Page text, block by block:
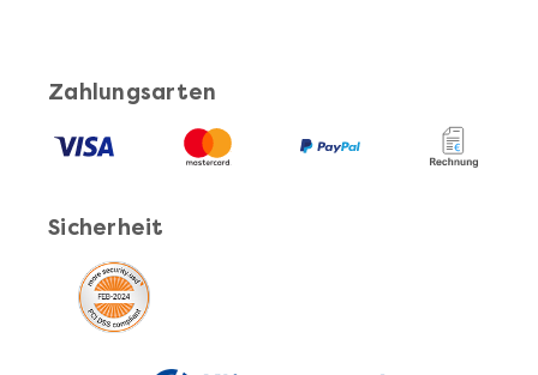
Zahlungsarten
Sicherheit